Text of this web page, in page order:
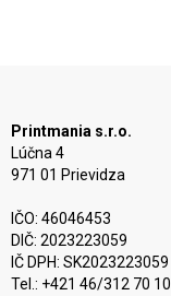
Printmania s.r.o.
Lúčna 4
971 01 Prievidza
IČO: 46046453
DIČ: 2023223059
IČ DPH: SK2023223059
Tel.: +421 46/312 70 10